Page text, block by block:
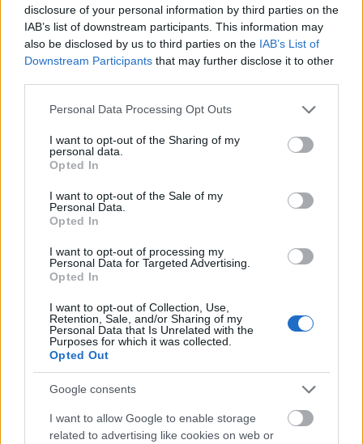
disclosure of your personal information by third parties on the
IAB’s list of downstream participants. This information may
also be disclosed by us to third parties on the IAB’s List of
Downstream Participants that may further disclose it to other
Please note that this website/app uses one or more Google
not limited to your visit or usage behaviour. You may click to
grant or deny consent to Google and its third-party tags to
use your data for below specified purposes in below Google
consent section.
Personal Data Processing Opt Outs
I want to opt-out of the Sharing of my
personal data.
Opted In
I want to opt-out of the Sale of my
Personal Data.
Opted In
I want to opt-out of processing my
Personal Data for Targeted Advertising.
Opted In
I want to opt-out of Collection, Use,
Retention, Sale, and/or Sharing of my
Personal Data that Is Unrelated with the
Purposes for which it was collected.
Opted Out
Google consents
I want to allow Google to enable storage
related to advertising like cookies on web or
Αίγυπτος
το πώς δημιουργήθηκαν
10 Οκτωβρίου 2025, 14:23
ευρέως από διεθνή μέσα...
Αίγυπτος